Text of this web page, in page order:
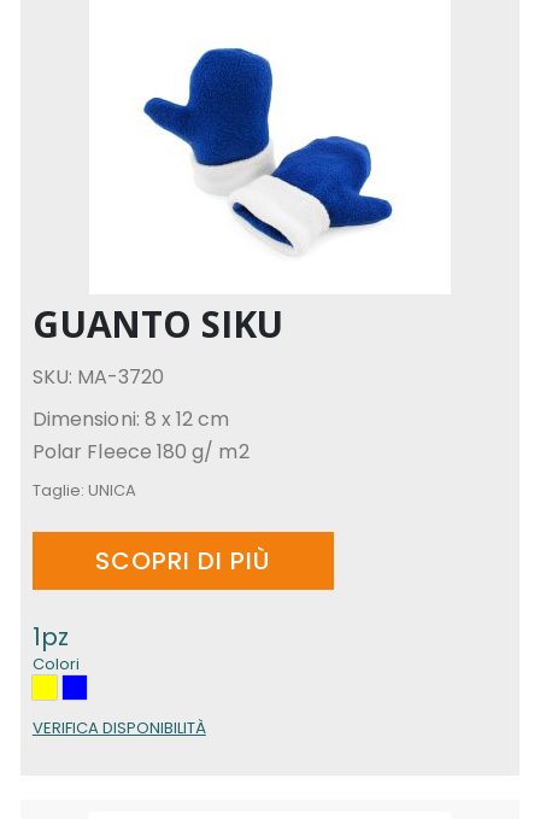
GUANTO SIKU
SKU: MA-3720
Dimensioni: 8 x 12 cm
Polar Fleece 180 g/ m2
Taglie: UNICA
SCOPRI DI PIÙ
1pz
Colori
VERIFICA DISPONIBILITÀ